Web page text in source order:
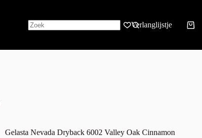
Verlanglijstje
Gelasta Nevada Dryback 6002 Valley Oak Cinnamon